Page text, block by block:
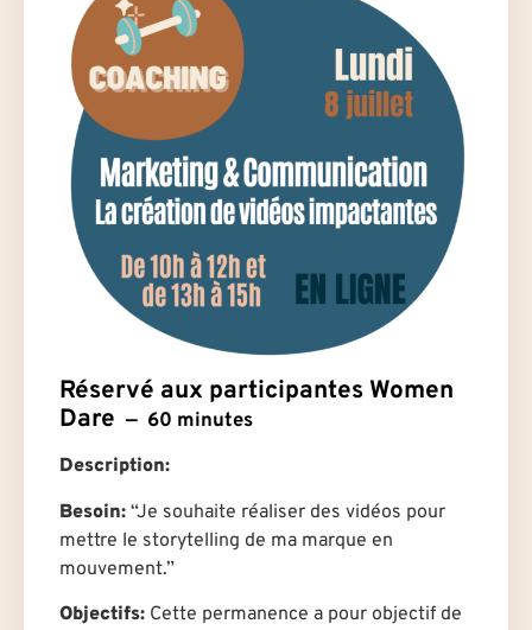
Réservé aux participantes Women
Dare
60 minutes
Description:
Besoin: “Je souhaite réaliser des vidéos pour
mettre le storytelling de ma marque en
mouvement.”
Objectifs: Cette permanence a pour objectif de